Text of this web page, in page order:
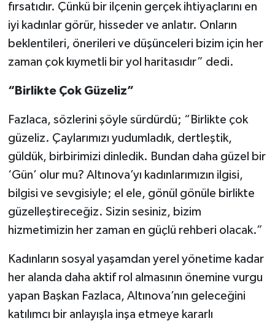
fırsatıdır. Çünkü bir ilçenin gerçek ihtiyaçlarını en
iyi kadınlar görür, hisseder ve anlatır. Onların
beklentileri, önerileri ve düşünceleri bizim için her
zaman çok kıymetli bir yol haritasıdır” dedi.
“Birlikte Çok Güzeliz”
Fazlaca, sözlerini şöyle sürdürdü; “Birlikte çok
güzeliz. Çaylarımızı yudumladık, dertleştik,
güldük, birbirimizi dinledik. Bundan daha güzel bir
‘Gün’ olur mu? Altınova’yı kadınlarımızın ilgisi,
bilgisi ve sevgisiyle; el ele, gönül gönüle birlikte
güzelleştireceğiz. Sizin sesiniz, bizim
hizmetimizin her zaman en güçlü rehberi olacak.”
Kadınların sosyal yaşamdan yerel yönetime kadar
her alanda daha aktif rol almasının önemine vurgu
yapan Başkan Fazlaca, Altınova’nın geleceğini
katılımcı bir anlayışla inşa etmeye kararlı